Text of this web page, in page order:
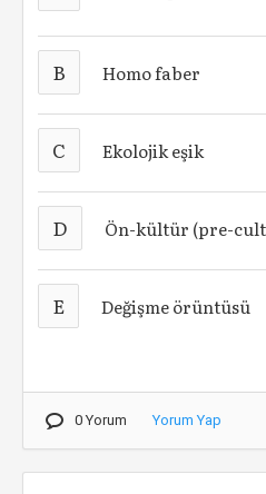
B Homo faber
C Ekolojik eşik
D Ön-kültür (pre-
E Değişme örüntüsü
0 Yorum Yorum Yap